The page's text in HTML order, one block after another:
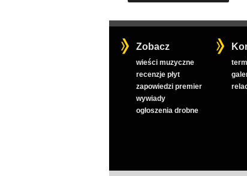
Zobacz
wieści muzyczne
recenzje płyt
zapowiedzi premier
wywiady
ogłoszenia drobne